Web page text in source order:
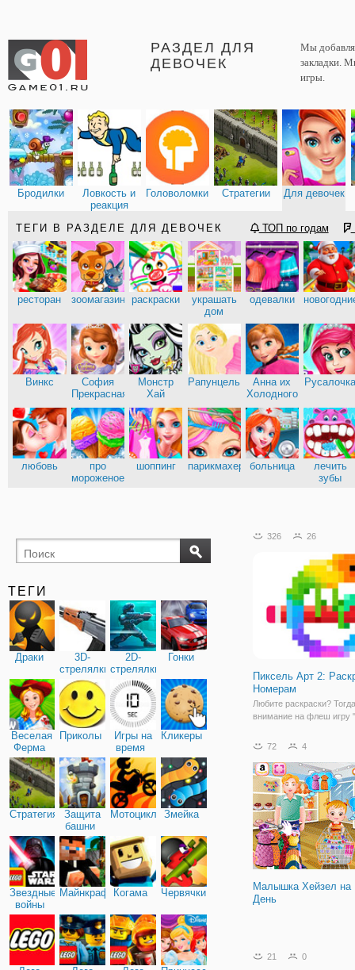
РАЗДЕЛ ДЛЯ
ДЕВОЧЕК
Мы
закладки.
игры.
Бродилки
Ловкость и
реакция
Головоломки Стратегии Для девочек
ТЕГИ В РАЗДЕЛЕ ДЛЯ ДЕВОЧЕК ТОП по годам
ресторан зоомагазин раскраски
украшать
дом
одевалки
Эльза из
Холодного
сердца
Кухня
Сары
Винкс
София
Прекрасная
Монстр
Хай
Рапунцель
Анна их
Холодного
сердца
любовь
про
мороженое
шоппинг парикмахерскиебольница
лечить
зубы
ТЕГИ
Драки
3D-
стрелялки
2D-
стрелялки
Гонки
Веселая
Ферма
Приколы
Игры на
время
Кликеры
Стратегия
Защита
башни
МотоциклыЗмейка
Звездные
войны
Майнкрафт Когама Червячки
326 26
Пиксель Арт 2:
Номерам
Любите раскраски?
внимание на флеш игру
которая наверняка вам
раскраска разработана в
пиксельном стиле, что
прохождение более
72 4
Малышка Хейзел
День
21 0